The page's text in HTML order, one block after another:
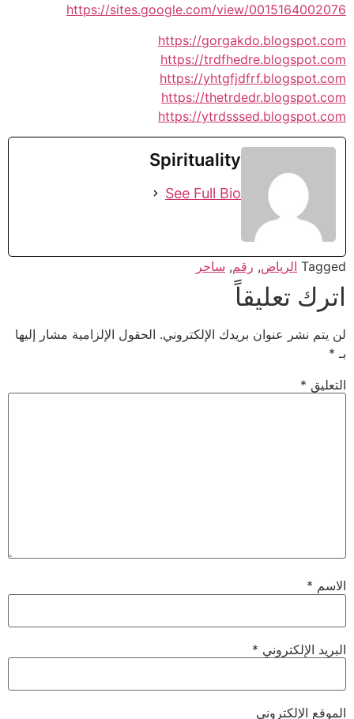
https://sites.google.com/view/0015164002076
https://gorgakdo.blogspot.com
https://trdfhedre.blogspot.com
https://yhtgfjdfrf.blogspot.com
https://thetrdedr.blogspot.com
https://ytrdsssed.blogspot.com
Spirituality
See Full Bio
Tagged الرياض, رقم, ساحر
اترك تعليقاً
لن يتم نشر عنوان بريدك الإلكتروني. الحقول الإلزامية مشار إليها
بـ *
التعليق *
الاسم *
البريد الإلكتروني *
الموقع الإلكتروني